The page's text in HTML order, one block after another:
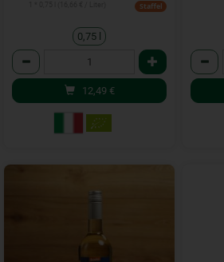
Staffel
0,75 l
Anzahl
12,49 €
Anzahl